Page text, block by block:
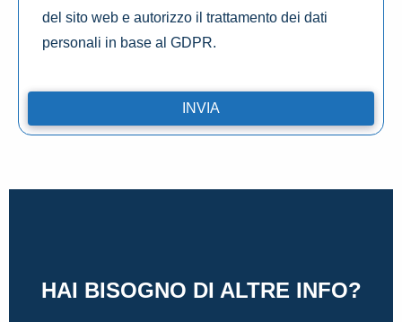
del sito web e autorizzo il trattamento dei dati
personali in base al GDPR.
HAI BISOGNO DI ALTRE INFO?